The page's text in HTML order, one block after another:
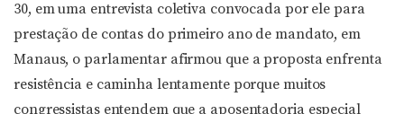
30, em uma entrevista coletiva convocada por ele para
prestação de contas do primeiro ano de mandato, em
Manaus, o parlamentar afirmou que a proposta enfrenta
resistência e caminha lentamente porque muitos
congressistas entendem que a aposentadoria especial